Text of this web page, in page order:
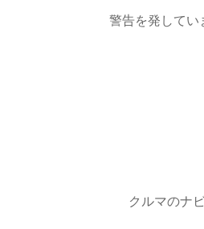
警告を発してい
クルマのナ